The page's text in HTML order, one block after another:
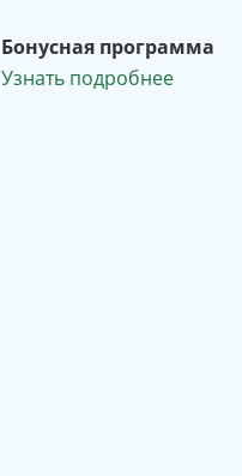
Бонусная программа
Узнать подробнее